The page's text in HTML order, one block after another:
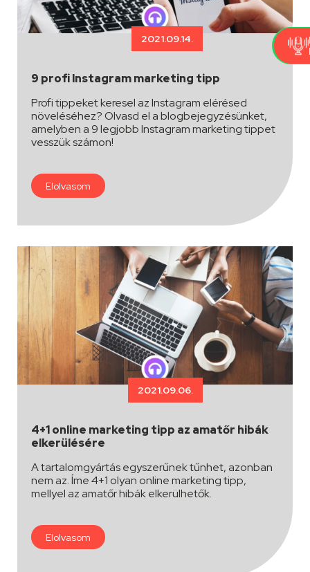
2021.09.14.
9 profi Instagram marketing tipp
Profi tippeket keresel az Instagram elérésed
növeléséhez? Olvasd el a blogbejegyzésünket,
amelyben a 9 legjobb Instagram marketing tippet
vesszük számon!
Elolvasom
2021.09.06.
4+1 online marketing tipp az amatőr hibák
elkerülésére
A tartalomgyártás egyszerűnek tűnhet, azonban
nem az. Íme 4+1 olyan online marketing tipp,
mellyel az amatőr hibák elkerülhetők.
Elolvasom